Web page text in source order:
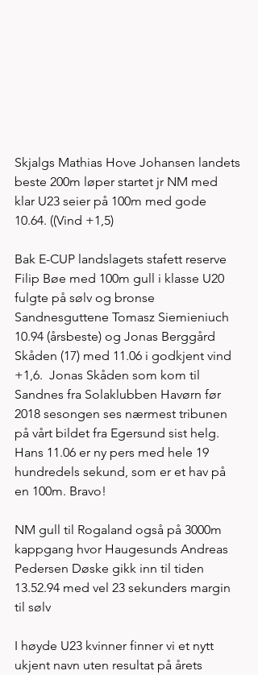
Skjalgs Mathias Hove Johansen landets
beste 200m løper startet jr NM med
klar U23 seier på 100m med gode
10.64. ((Vind +1,5)
Bak E-CUP landslagets stafett reserve
Filip Bøe med 100m gull i klasse U20
fulgte på sølv og bronse
Sandnesguttene Tomasz Siemieniuch
10.94 (årsbeste) og Jonas Berggård
Skåden (17) med 11.06 i godkjent vind
+1,6.  Jonas Skåden som kom til
Sandnes fra Solaklubben Havørn før
2018 sesongen ses nærmest tribunen
på vårt bildet fra Egersund sist helg.
Hans 11.06 er ny pers med hele 19
hundredels sekund, som er et hav på
en 100m. Bravo!
NM gull til Rogaland også på 3000m
kappgang hvor Haugesunds Andreas
Pedersen Døske gikk inn til tiden
13.52.94 med vel 23 sekunders margin
til sølv
I høyde U23 kvinner finner vi et nytt
ukjent navn uten resultat på årets